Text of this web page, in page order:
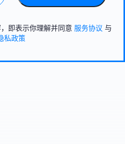
即表示你理解并同意 服务协议 与
私政策